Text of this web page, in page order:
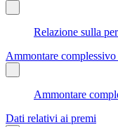
Relazione sulla
Ammontare
Ammontare
Dati relativi ai premi